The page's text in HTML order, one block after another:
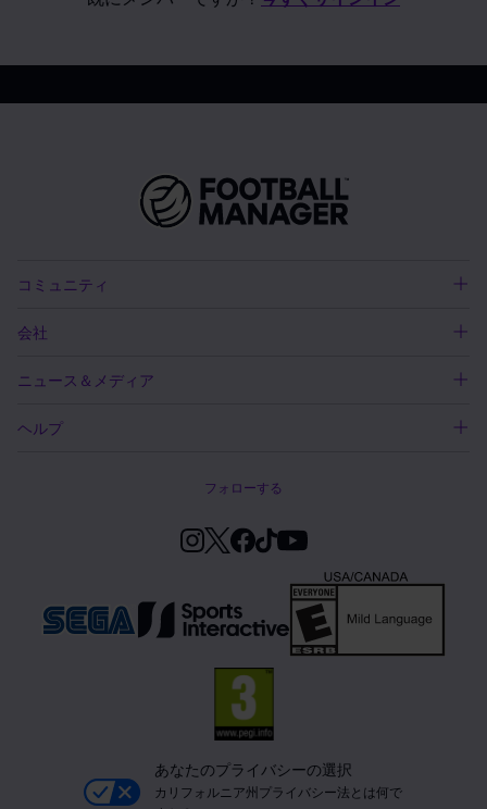
コミュニティ
会社
ニュース＆メディア
ヘルプ
フォローする
あなたのプライバシーの選択
カリフォルニア州プライバシー法とは何で